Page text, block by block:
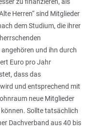
Herren“ sind Mitglieder
dem Studium, die ihrer
und ihn durch
Euro pro Jahr
dass das
und entsprechend mit
neue Mitglieder
Sollte tatsächlich
Dachverband aus 40 bis